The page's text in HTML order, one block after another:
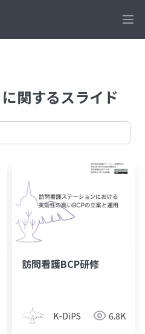
関するスライド
訪問看護BCP研修
K-DiPS 6.8K